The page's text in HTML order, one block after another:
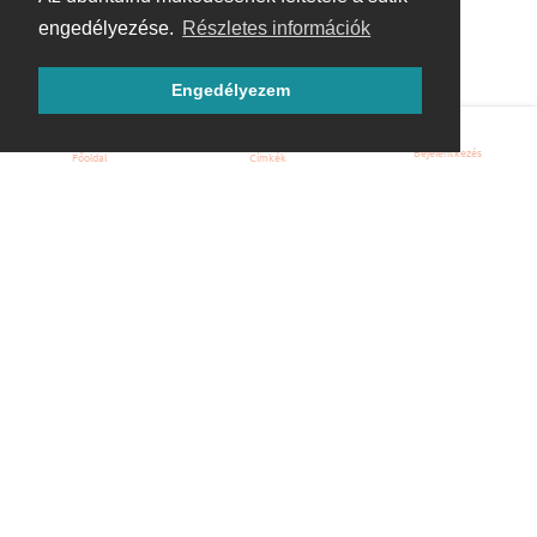
engedélyezése. Részletes információk
Engedélyezem
Főoldal Címkék Bejelentkezés